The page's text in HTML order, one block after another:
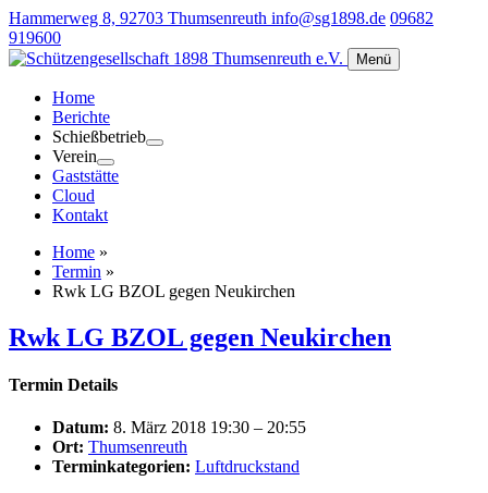
Hammerweg 8, 92703 Thumsenreuth info@sg1898.de 09682
919600
Menü
Home
Berichte
Schießbetrieb
Verein
Gaststätte
Cloud
Kontakt
Home »
Termin »
Rwk LG BZOL gegen Neukirchen
Rwk LG BZOL gegen Neukirchen
Termin Details
Datum: 8. März 2018 19:30 – 20:55
Ort: Thumsenreuth
Terminkategorien: Luftdruckstand